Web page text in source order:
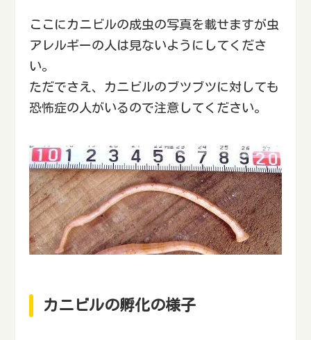
ここにカニビルの成虫の写真を載せますが虫
アレルギーの人は見ないようにしてくださ
い。
ただでさえ、カニビルのブツブツに対しても
恐怖症の人がいるので注意してください。
カニビルの孵化の様子